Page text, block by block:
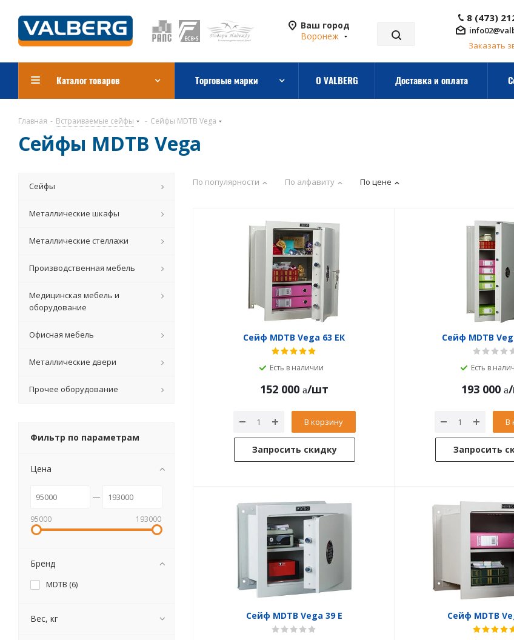
Ваш город
Воронеж
8 (473)
Заказать
Каталог товаров Торговые марки О VALBERG Доставка и оплата
Главная - Встраиваемые сейфы - Сейфы MDTB Vega
Сейфы MDTB Vega
По популярности По алфавиту По цене
Сейф MDTB Vega 63 ЕК
Есть в наличии
152 000 /шт
В корзину
Запросить скидку
Сейф MDTB
Есть в
193 000
В
Запросить
Сейф MDTB Vega 39 Е Сейф MDTB
Сейфы
Металлические шкафы
Металлические стеллажи
Производственная мебель
Медицинская мебель и
оборудование
Офисная мебель
Металлические двери
Прочее оборудование
Фильтр по параметрам
Цена
95000 193000
Бренд
MDTB (6)
Вес, кг